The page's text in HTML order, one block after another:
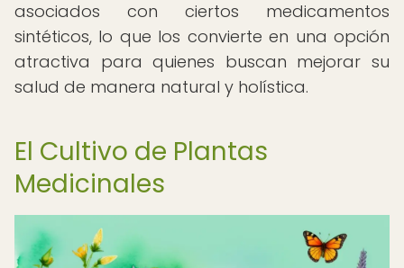
asociados con ciertos medicamentos
sintéticos, lo que los convierte en una opción
atractiva para quienes buscan mejorar su
salud de manera natural y holística.
El Cultivo de Plantas
Medicinales